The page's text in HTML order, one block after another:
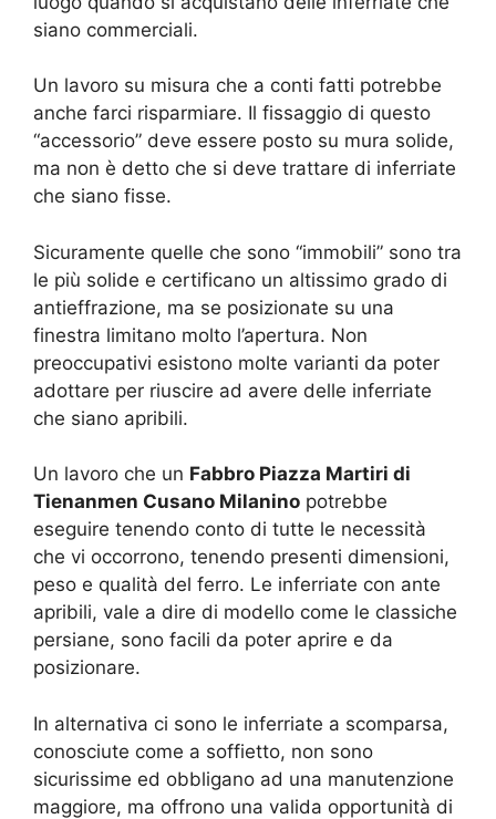
siano commerciali.
Un lavoro su misura che a conti fatti potrebbe
anche farci risparmiare. Il fissaggio di questo
“accessorio” deve essere posto su mura solide,
ma non è detto che si deve trattare di inferriate
che siano fisse.
Sicuramente quelle che sono “immobili” sono tra
le più solide e certificano un altissimo grado di
antieffrazione, ma se posizionate su una
finestra limitano molto l’apertura. Non
preoccupativi esistono molte varianti da poter
adottare per riuscire ad avere delle inferriate
che siano apribili.
Un lavoro che un Fabbro Piazza Martiri di
Tienanmen Cusano Milanino potrebbe
eseguire tenendo conto di tutte le necessità
che vi occorrono, tenendo presenti dimensioni,
peso e qualità del ferro. Le inferriate con ante
apribili, vale a dire di modello come le classiche
persiane, sono facili da poter aprire e da
posizionare.
In alternativa ci sono le inferriate a scomparsa,
conosciute come a soffietto, non sono
sicurissime ed obbligano ad una manutenzione
maggiore, ma offrono una valida opportunità di